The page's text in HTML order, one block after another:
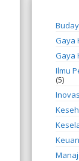
Gaya
Gaya
Ilmu
(5)